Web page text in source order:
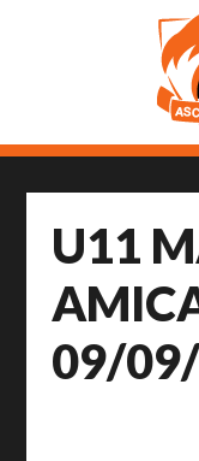
U11
09/